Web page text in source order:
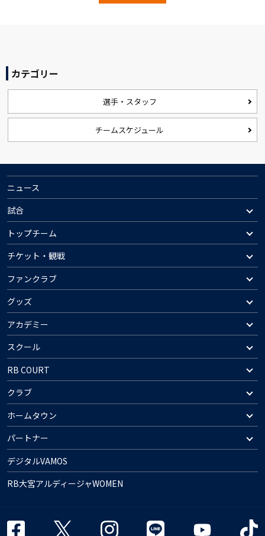
カテゴリー
選手・スタッフ
チームスケジュール
ニュース
試合
トップチーム
チケット・観戦
ファンクラブ
グッズ
アカデミー
スクール
RB COURT
クラブ
ホームタウン
パートナー
デジタルVAMOS
RB大宮アルディージャWOMEN